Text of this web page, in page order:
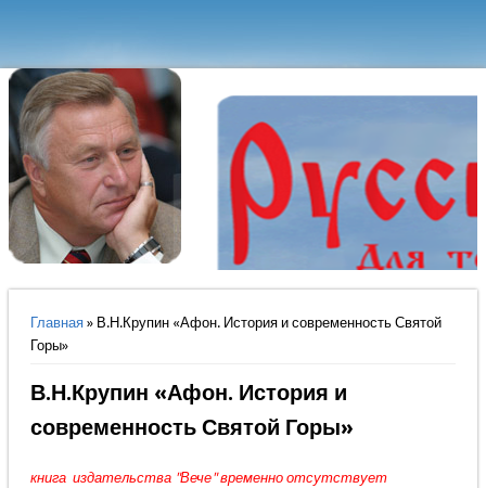
Вы здесь
Главная» В.Н.Крупин «Афон. История и современность Святой
Горы»
В.Н.Крупин «Афон. История и
современность Святой Горы»
книга издательства "Вече" временно отсутствует